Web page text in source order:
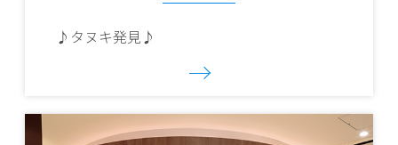
♪タヌキ発見♪